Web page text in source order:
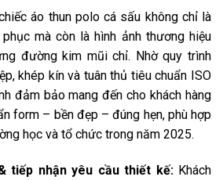
áo thun polo cá sấu không chỉ là
mà còn là hình ảnh thương hiệu
đường kim mũi chỉ. Nhờ quy trình
khép kín và tuân thủ tiêu chuẩn ISO
đảm bảo mang đến cho khách hàng
form – bền đẹp – đúng hẹn, phù hợp
học và tổ chức trong năm 2025.
tiếp nhận yêu cầu thiết kế:Khách